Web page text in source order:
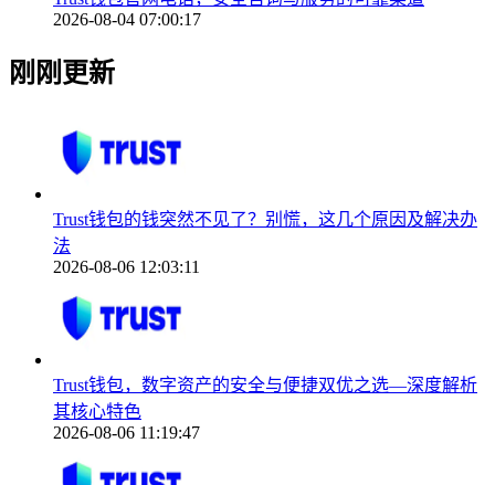
2026-08-04 07:00:17
刚刚更新
Trust钱包的钱突然不见了？别慌，这几个原因及解决办
法
2026-08-06 12:03:11
Trust钱包，数字资产的安全与便捷双优之选—深度解析
其核心特色
2026-08-06 11:19:47